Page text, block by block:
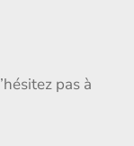
pas à